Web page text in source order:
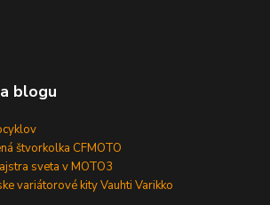
blogu
štvorkolka CFMOTO
sveta v MOTO3
variátorové kity Vauhti Varikko